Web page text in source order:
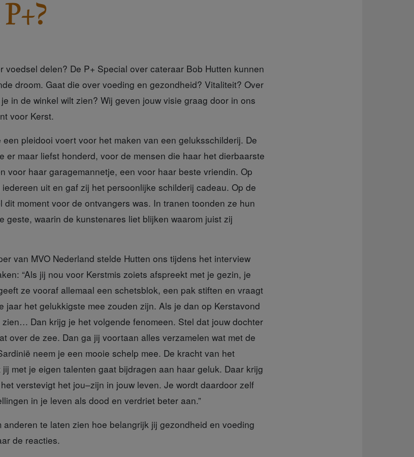
voedsel delen? De P+ Special over cateraar Bob Hutten kunnen
droom. Gaat die over voeding en gezondheid? Vitaliteit? Over
in de winkel wilt zien? Wij geven jouw visie graag door in ons
voor Kerst.
een pleidooi voert voor het maken van een geluksschilderij. De
er maar liefst honderd, voor de mensen die haar het dierbaarste
voor haar garagemannetje, een voor haar beste vriendin. Op
uit en gaf zij het persoonlijke schilderij cadeau. Op de
dit moment voor de ontvangers was. In tranen toonden ze hun
geste, waarin de kunstenares liet blijken waarom juist zij
van MVO Nederland stelde Hutten ons tijdens het interview
“Als jij nou voor Kerstmis zoiets afspreekt met je gezin, je
ze vooraf allemaal een schetsblok, een pak stiften en vraagt
jaar het gelukkigste mee zouden zijn. Als je dan op Kerstavond
Dan krijg je het volgende fenomeen. Stel dat jouw dochter
over de zee. Dan ga jij voortaan alles verzamelen wat met de
neem je een mooie schelp mee. De kracht van het
met je eigen talenten gaat bijdragen aan haar geluk. Daar krijg
verstevigt het jou–zijn in jouw leven. Je wordt daardoor zelf
in je leven als dood en verdriet beter aan.”
anderen te laten zien hoe belangrijk jij gezondheid en voeding
de reacties.